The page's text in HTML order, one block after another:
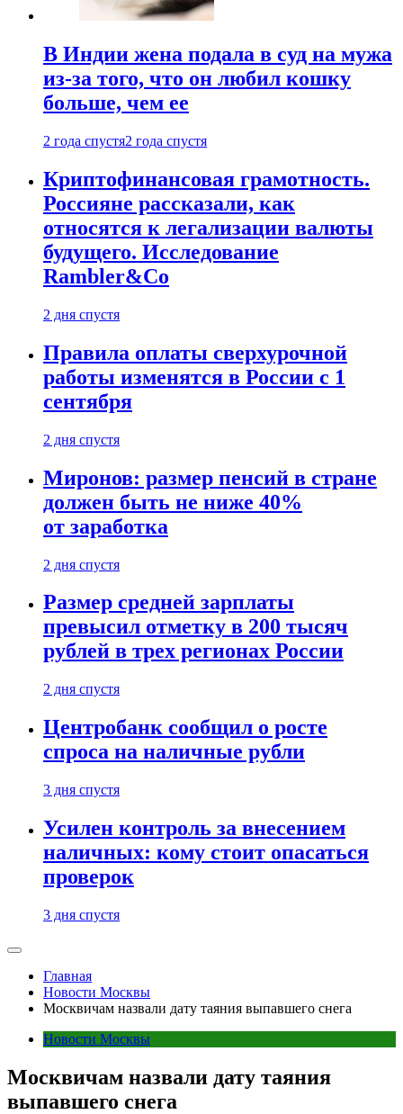
В Индии жена подала в суд на мужа
из-за того, что он любил кошку
больше, чем ее
2 года спустя2 года спустя
Криптофинансовая грамотность.
Россияне рассказали, как
относятся к легализации валюты
будущего. Исследование
Rambler&Co
2 дня спустя
Правила оплаты сверхурочной
работы изменятся в России с 1
сентября
2 дня спустя
Миронов: размер пенсий в стране
должен быть не ниже 40%
от заработка
2 дня спустя
Размер средней зарплаты
превысил отметку в 200 тысяч
рублей в трех регионах России
2 дня спустя
Центробанк сообщил о росте
спроса на наличные рубли
3 дня спустя
Усилен контроль за внесением
наличных: кому стоит опасаться
проверок
3 дня спустя
Главная
Новости Москвы
Москвичам назвали дату таяния выпавшего снега
Новости Москвы
Москвичам назвали дату таяния
выпавшего снега